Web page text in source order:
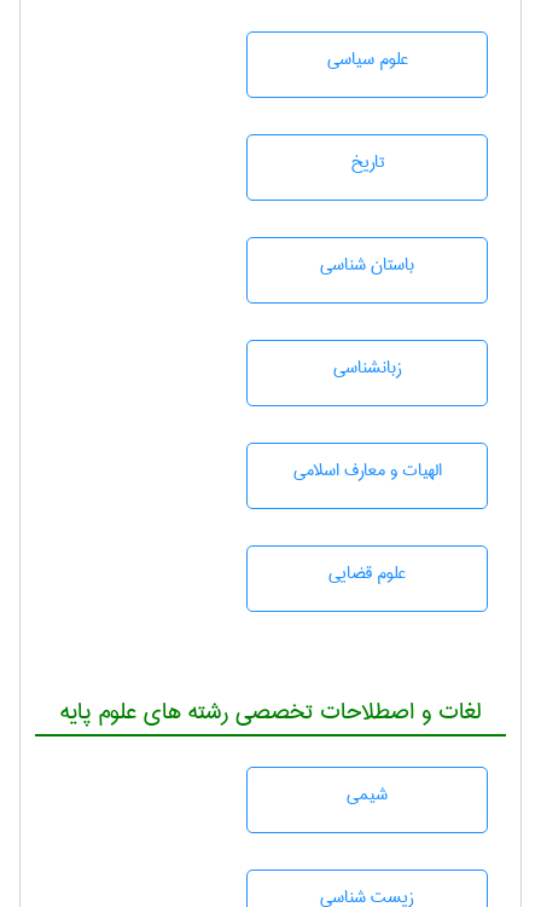
علوم سياسی
تاريخ
باستان شناسی
زبانشناسی
الهیات و معارف اسلامی
علوم قضایی
لغات و اصطلاحات تخصصی رشته های علوم پایه
شيمی
زيست شناسی